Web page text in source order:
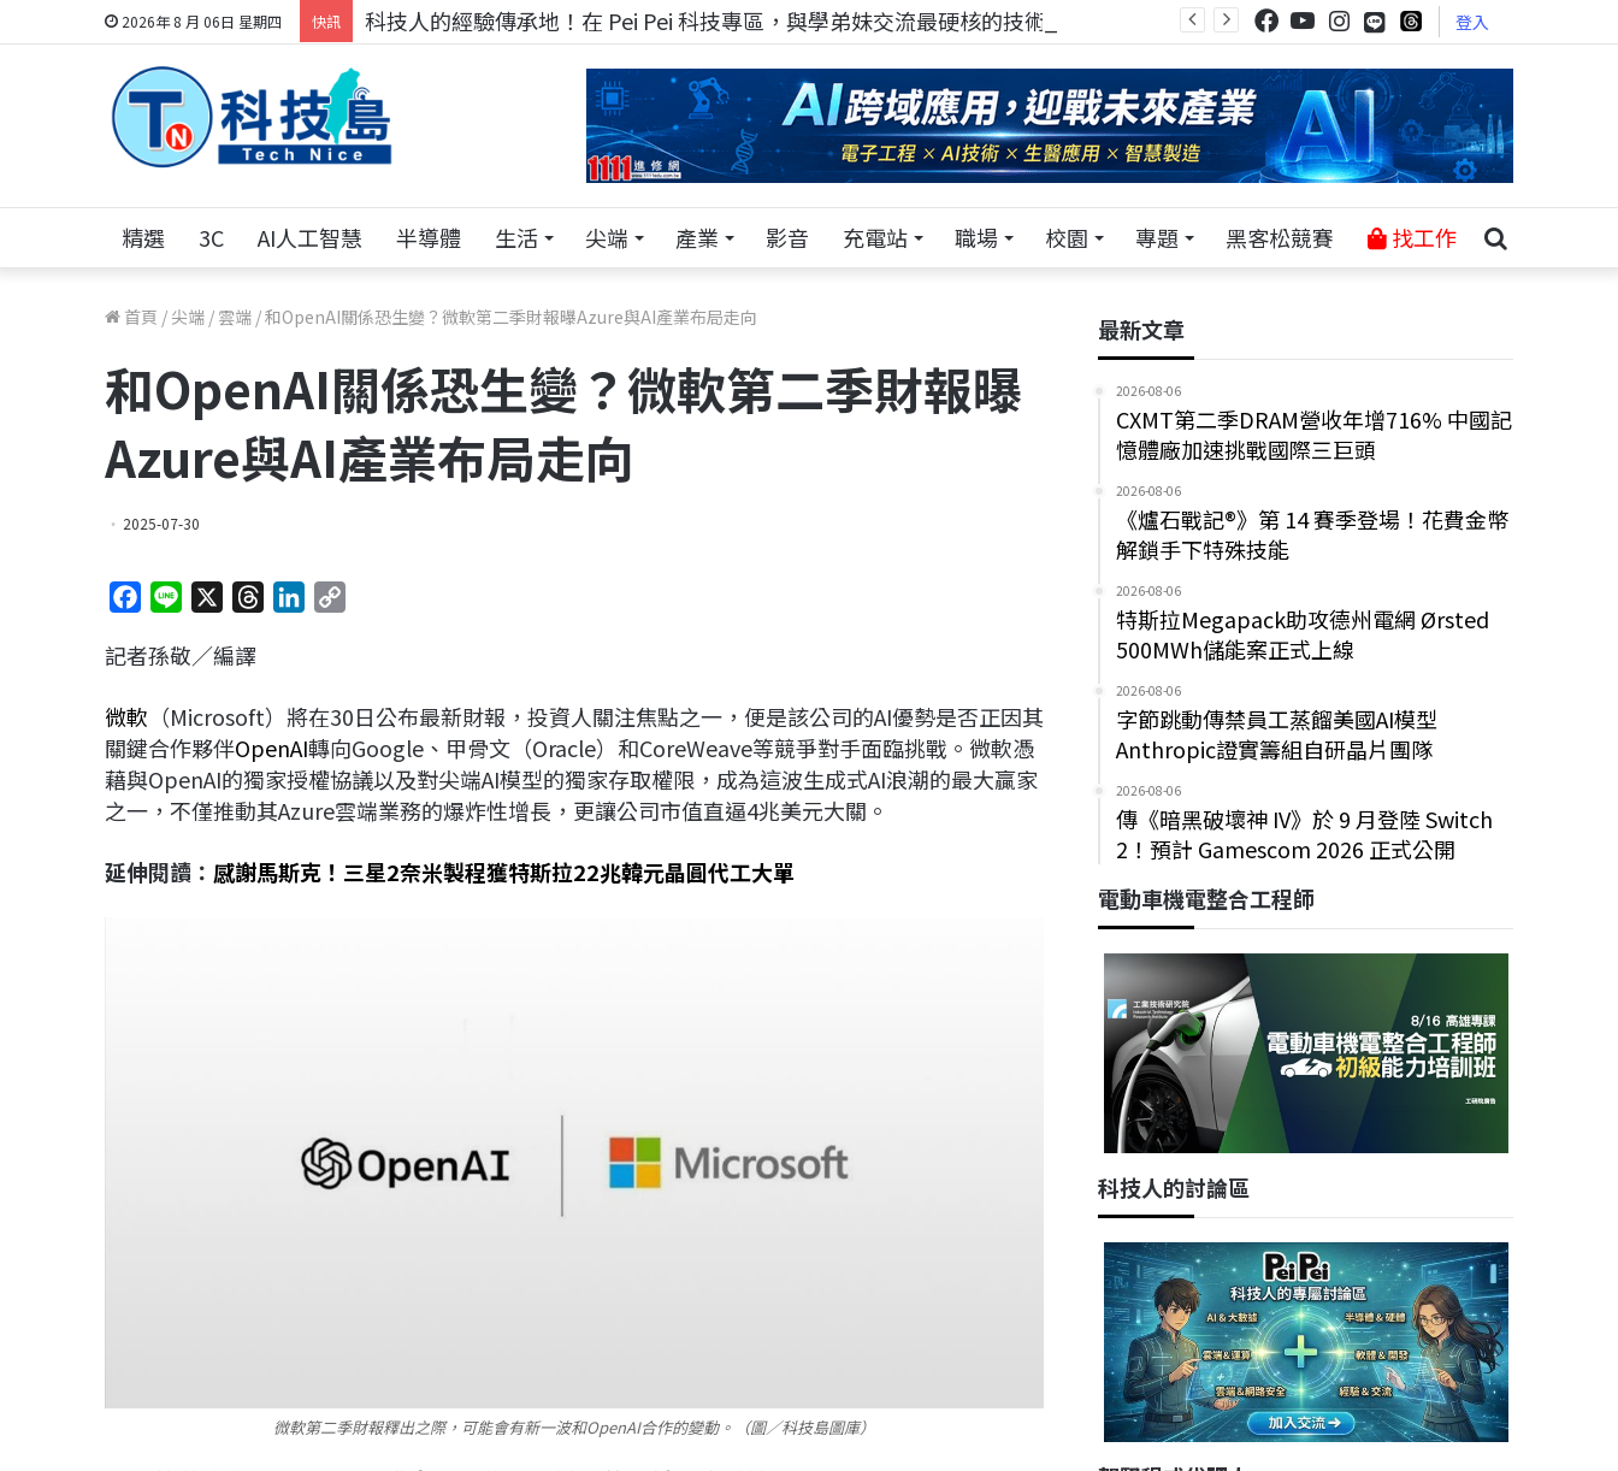
2026年 8 月 06日 星期四 快訊 科技人的經驗傳承地！在 Pei Pei 科技專區，與學弟妹交流最硬核的技術 登入
精選 3C AI人工智慧 半導體 生活 尖端 產業 影音 充電站 職場 校園 專題 黑客松競賽 找工作
首頁 /尖端 / 雲端 /和OpenAI關係恐生變？微軟第二季財報曝Azure與AI產業布局走向
和OpenAI關係恐生變？微軟第二季財報曝
Azure與AI產業布局走向
2025-07-30
c
b
o
o
k
n
a
d
s
e
d
I
n
L
i
n
k
記者孫敬／編譯
微軟 （Microsoft）將在30日公布最新財報，投資人關注焦點之一，便是該公司的AI優勢是否正因其
關鍵合作夥伴OpenAI轉向Google、甲骨文（Oracle）和CoreWeave等競爭對手面臨挑戰。微軟憑
藉與OpenAI的獨家授權協議以及對尖端AI模型的獨家存取權限，成為這波生成式AI浪潮的最大贏家
之一，不僅推動其Azure雲端業務的爆炸性增長，更讓公司市值直逼4兆美元大關。
延伸閱讀： 感謝馬斯克！三星2奈米製程獲特斯拉22兆韓元晶圓代工大單
微軟第二季財報釋出之際，可能會有新一波和OpenAI合作的變動。（圖／科技島圖庫）
最新文章
2026-08-06
CXMT第二季DRAM營收年增716% 中國記
憶體廠加速挑戰國際三巨頭
2026-08-06
《爐石戰記®》第 14 賽季登場！花費金幣
解鎖手下特殊技能
2026-08-06
特斯拉Megapack助攻德州電網 Ørsted
500MWh儲能案正式上線
2026-08-06
字節跳動傳禁員工蒸餾美國AI模型
Anthropic證實籌組自研晶片團隊
2026-08-06
傳《暗黑破壞神 IV》於 9 月登陸 Switch
2！預計 Gamescom 2026 正式公開
電動車機電整合工程師
科技人的討論區